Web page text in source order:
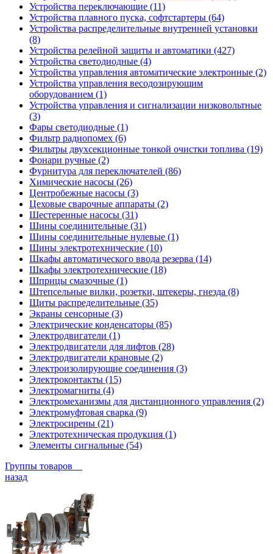
Устройства переключающие (11)
Устройства плавного пуска, софтстартеры (64)
Устройства распределительные внутренней установки
(8)
Устройства релейной защиты и автоматики (427)
Устройства светодиодные (4)
Устройства управления автоматические электронные (2)
Устройства управления весодозирующим
оборудованием (1)
Устройства управления и сигнализации низковольтные
(3)
Фары светодиодные (1)
Фильтр радиопомех (6)
Фильтры двухсекционные тонкой очистки топлива (19)
Фонари ручные (2)
Фурнитура для переключателей (86)
Химические насосы (26)
Центробежные насосы (3)
Цеховые сварочные аппараты (2)
Шестеренные насосы (31)
Шины соединительные (31)
Шины соединительные нулевые (1)
Шины электротехнические (10)
Шкафы автоматического ввода резерва (14)
Шкафы электротехнические (18)
Шприцы смазочные (1)
Штепсельные вилки, розетки, штекеры, гнезда (8)
Щиты распределительные (35)
Экраны сенсорные (3)
Электрические конденсаторы (85)
Электродвигатели (1)
Электродвигатели для лифтов (28)
Электродвигатели крановые (2)
Электроизолирующие соединения (3)
Электроконтакты (15)
Электромагниты (4)
Электромеханизмы для дистанционного управления (2)
Электромуфтовая сварка (9)
Электросирены (21)
Электротехническая продукция (1)
Элементы сигнальные (54)
Группы товаров
назад